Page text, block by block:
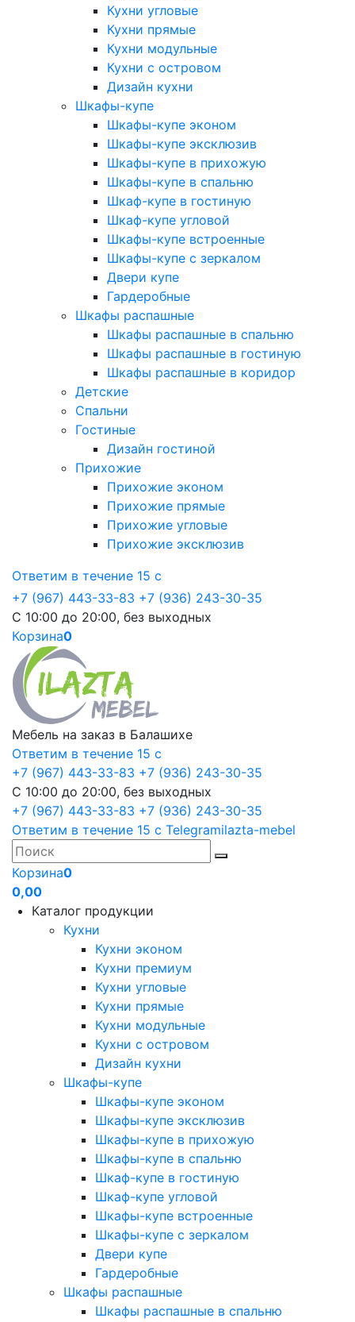
Кухни угловые
Кухни прямые
Кухни модульные
Кухни с островом
Дизайн кухни
Шкафы-купе
Шкафы-купе эконом
Шкафы-купе эксклюзив
Шкафы-купе в прихожую
Шкафы-купе в спальню
Шкаф-купе в гостиную
Шкаф-купе угловой
Шкафы-купе встроенные
Шкафы-купе с зеркалом
Двери купе
Гардеробные
Шкафы распашные
Шкафы распашные в спальню
Шкафы распашные в гостиную
Шкафы распашные в коридор
Детские
Спальни
Гостиные
Дизайн гостиной
Прихожие
Прихожие эконом
Прихожие прямые
Прихожие угловые
Прихожие эксклюзив
Ответим в течение 15 с
+7 (967) 443-33-83 +7 (936) 243-30-35
С 10:00 до 20:00, без выходных
Корзина0
Мебель на заказ в Балашихе
Ответим в течение 15 с
+7 (967) 443-33-83 +7 (936) 243-30-35
С 10:00 до 20:00, без выходных
+7 (967) 443-33-83 +7 (936) 243-30-35
Ответим в течение 15 с Telegramilazta-mebel
Корзина0
0,00
Каталог продукции
Кухни
Кухни эконом
Кухни премиум
Кухни угловые
Кухни прямые
Кухни модульные
Кухни с островом
Дизайн кухни
Шкафы-купе
Шкафы-купе эконом
Шкафы-купе эксклюзив
Шкафы-купе в прихожую
Шкафы-купе в спальню
Шкаф-купе в гостиную
Шкаф-купе угловой
Шкафы-купе встроенные
Шкафы-купе с зеркалом
Двери купе
Гардеробные
Шкафы распашные
Шкафы распашные в спальню